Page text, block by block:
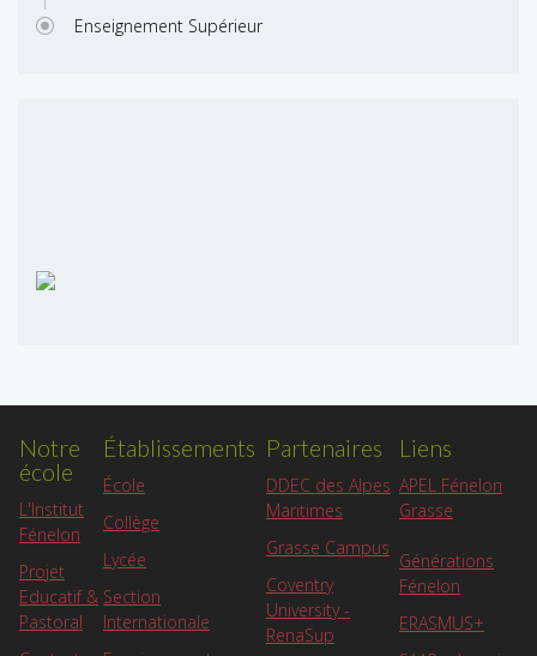
Enseignement Supérieur
Notre
école
L'Institut
Fénelon
Projet
Educatif &
Pastoral
Établissements
École
Collège
Lycée
Section
Internationale
Partenaires
DDEC des Alpes
Maritimes
Grasse Campus
Coventry
University -
RenaSup
Liens
APEL Fénelon
Grasse
Générations
Fénelon
ERASMUS+